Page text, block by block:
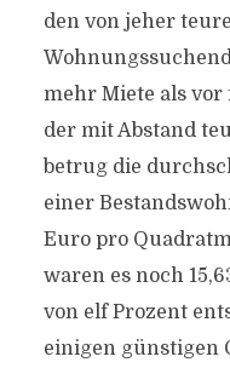
den von jeher
mehr Miete als
der mit Abstand
betrug die
einer
Euro pro
waren es noch
von elf Prozent
einigen günstigen